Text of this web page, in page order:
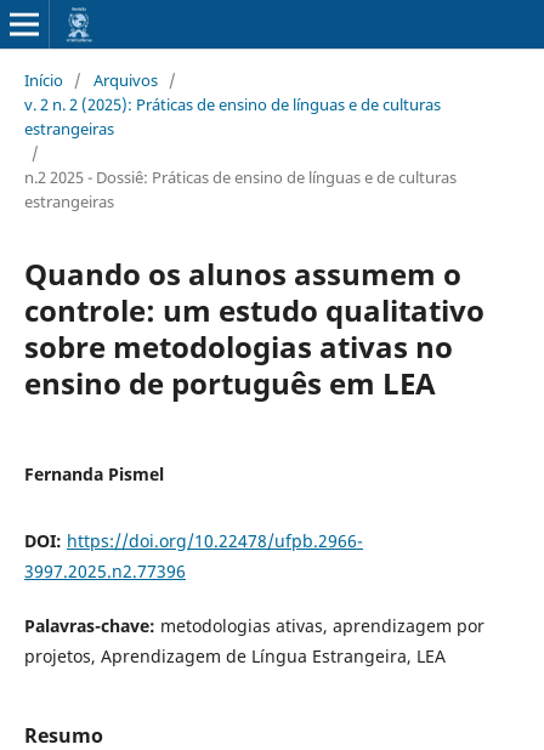
Início / Arquivos /
v. 2 n. 2 (2025): Práticas de ensino de línguas e de culturas
estrangeiras
/
n.2 2025 - Dossiê: Práticas de ensino de línguas e de culturas
estrangeiras
Quando os alunos assumem o
controle: um estudo qualitativo
sobre metodologias ativas no
ensino de português em LEA
Fernanda Pismel
DOI: https://doi.org/10.22478/ufpb.2966-
3997.2025.n2.77396
Palavras-chave: metodologias ativas, aprendizagem por
projetos, Aprendizagem de Língua Estrangeira, LEA
Resumo